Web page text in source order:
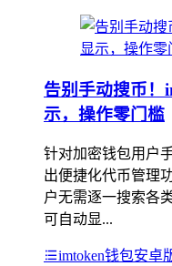
告别手动搜币！
示，操作零门槛
针对加密钱包用户
出便捷化代币管理
户无需逐一搜索各
可自动显...
imtoken钱包安卓